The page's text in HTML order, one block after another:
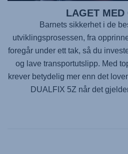
LAGET MED
Barnets sikkerhet i de
utviklingsprosessen, fra
foregår under ett tak, så du
og lave transportutslipp. Med
krever betydelig mer enn det
DUALFIX 5Z når det